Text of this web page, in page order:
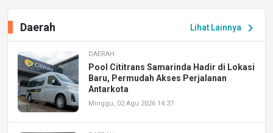
Lihat Lainnya chevron_right
Daerah
DAERAH
Pool Cititrans Samarinda Hadir di Lokasi
Baru, Permudah Akses Perjalanan
Antarkota
Minggu, 02 Agu 2026 14:37